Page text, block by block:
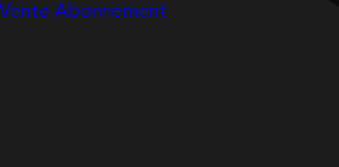
Abonnement